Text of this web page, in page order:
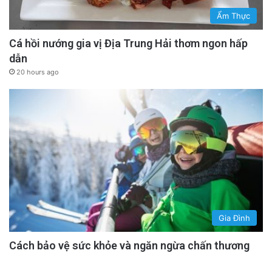
Ẩm Thực
Cá hồi nướng gia vị Địa Trung Hải thơm ngon hấp
dẫn
20 hours ago
Gia Đình
Cách bảo vệ sức khỏe và ngăn ngừa chấn thương